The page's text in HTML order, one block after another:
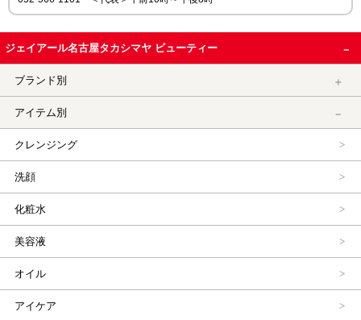
ジェイアール名古屋タカシマヤ ビューティー
ブランド別
アイテム別
クレンジング
洗顔
化粧水
美容液
オイル
アイケア